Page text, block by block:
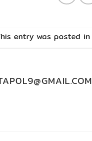
entry was posted in